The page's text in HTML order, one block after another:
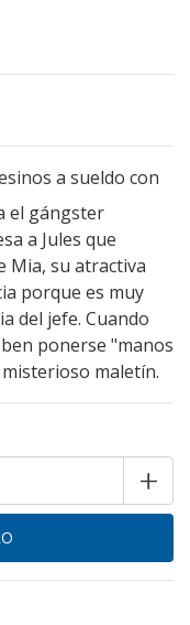
a sueldo con
el gángster
a Jules que
Mia, su atractiva
porque es muy
del jefe. Cuando
ponerse "manos
maletín.
+